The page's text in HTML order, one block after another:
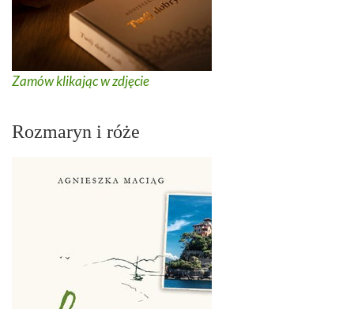
Zamów klikając w zdjęcie
Rozmaryn i róże